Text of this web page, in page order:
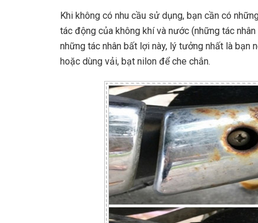
Khi không có nhu cầu sử dụng, bạn cần có
tác động của không khí và nước (những tác
những tác nhân bất lợi này, lý tưởng nhất là bạn
hoặc dùng vải, bạt nilon để che chắn.